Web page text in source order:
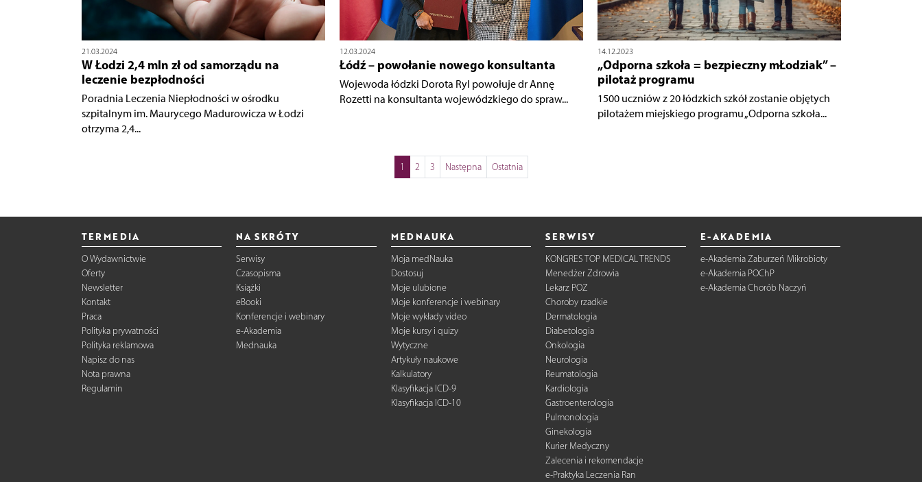
21.03.2024
W Łodzi 2,4 mln zł od samorządu na
leczenie bezpłodności
Poradnia Leczenia Niepłodności w ośrodku
szpitalnym im. Maurycego Madurowicza w Łodzi
otrzyma 2,4...
12.03.2024
Łódź – powołanie nowego konsultanta
Wojewoda łódzki Dorota Ryl powołuje dr Annę
Rozetti na konsultanta wojewódzkiego do spraw...
14.12.2023
„Odporna szkoła = bezpieczny mŁodziak” –
pilotaż programu
1500 uczniów z 20 łódzkich szkół zostanie objętych
pilotażem miejskiego programu „Odporna szkoła...
1 2 3 Następna Ostatnia
TERMEDIA
O Wydawnictwie
Oferty
Newsletter
Kontakt
Praca
Polityka prywatności
Polityka reklamowa
Napisz do nas
Nota prawna
Regulamin
NA SKRÓTY
Serwisy
Czasopisma
Książki
eBooki
Konferencje i webinary
e-Akademia
Mednauka
MEDNAUKA
Moja medNauka
Dostosuj
Moje ulubione
Moje konferencje i webinary
Moje wykłady video
Moje kursy i quizy
Wytyczne
Artykuły naukowe
Kalkulatory
Klasyfikacja ICD-9
Klasyfikacja ICD-10
SERWISY
KONGRES TOP MEDICAL TRENDS
Menedżer Zdrowia
Lekarz POZ
Choroby rzadkie
Dermatologia
Diabetologia
Onkologia
Neurologia
Reumatologia
Kardiologia
Gastroenterologia
Pulmonologia
Ginekologia
Kurier Medyczny
Zalecenia i rekomendacje
e-Praktyka Leczenia Ran
E-AKADEMIA
e-Akademia Zaburzeń Mikrobioty
e-Akademia POChP
e-Akademia Chorób Naczyń